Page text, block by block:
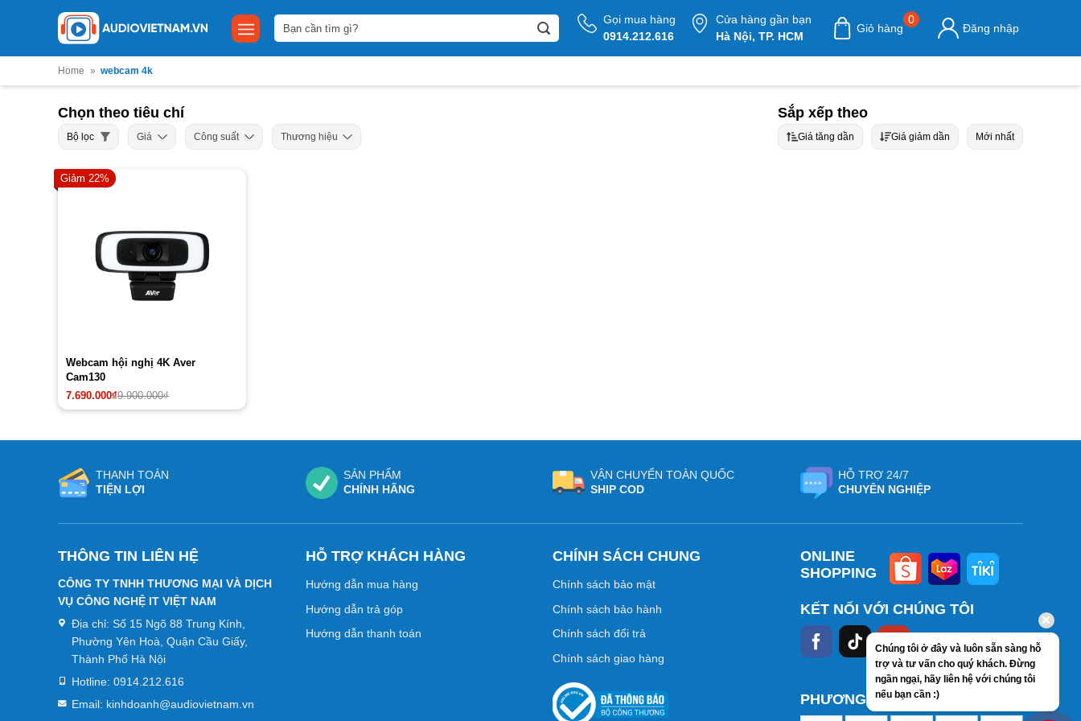
Tìm
kiếm:
Gọi mua hàng
0914.212.616
Cửa hàng gần bạn
Hà Nội, TP. HCM
Giỏ hàng
0
Đăng nhập
Home » webcam 4k
Chọn theo tiêu chí
Bộ lọc Giá Công suất Thương hiệu
Sắp xếp theo
Giá tăng dần Giá giảm dần Mới nhất
Giảm 22%
Webcam hội nghị 4K Aver
Cam130
9.900.000₫
Giá
gốc
7.690.000₫
Giá
hiện
7.690.000₫.
THANH TOÁN
TIỆN LỢI
SẢN PHẨM
CHÍNH HÃNG
VẬN CHUYỂN TOÀN QUỐC
SHIP COD
HỖ TRỢ 24/7
CHUYÊN NGHIỆP
THÔNG TIN LIÊN HỆ
CÔNG TY TNHH THƯƠNG MẠI VÀ DỊCH
VỤ CÔNG NGHỆ IT VIỆT NAM
Địa chỉ: Số 15 Ngõ 88 Trung Kính,
Phường Yên Hoà, Quận Cầu Giấy,
Thành Phố Hà Nội
Hotline: 0914.212.616
Email: kinhdoanh@audiovietnam.vn
HỖ TRỢ KHÁCH HÀNG
Hướng dẫn mua hàng
Hướng dẫn trả góp
Hướng dẫn thanh toán
CHÍNH SÁCH CHUNG
Chính sách bảo mật
Chính sách bảo hành
Chính sách đổi trả
Chính sách giao hàng
ONLINE
SHOPPING
KẾT NỐI VỚI CHÚNG TÔI
PHƯƠNG THỨC THANH TOÁN
Chúng tôi ở đây và luôn sẵn sàng hỗ
trợ và tư vấn cho quý khách. Đừng
ngần ngại, hãy liên hệ với chúng tôi
nếu bạn cần :)